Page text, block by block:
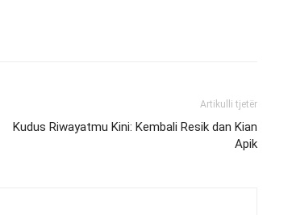
Artikulli tjetër
Kudus Riwayatmu Kini: Kembali Resik dan Kian
Apik